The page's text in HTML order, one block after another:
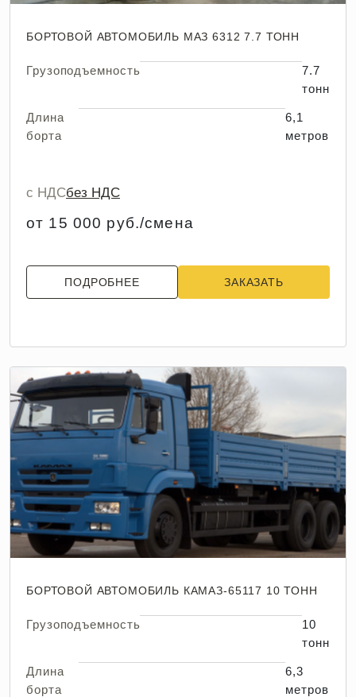
БОРТОВОЙ АВТОМОБИЛЬ МАЗ 6312 7.7 ТОНН
Грузоподъемность
7.7
тонн
Длина
борта
6,1
метров
с НДСбез НДС
от 15 000 руб./смена
ПОДРОБНЕЕ ЗАКАЗАТЬ
БОРТОВОЙ АВТОМОБИЛЬ КАМАЗ-65117 10 ТОНН
Грузоподъемность
10
тонн
Длина
борта
6,3
метров